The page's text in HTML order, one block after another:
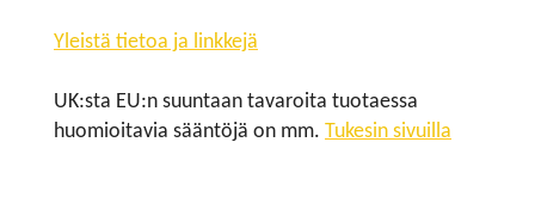
Yleistä tietoa ja linkkejä
UK:sta EU:n suuntaan tavaroita tuotaessa
huomioitavia sääntöjä on mm. Tukesin sivuilla